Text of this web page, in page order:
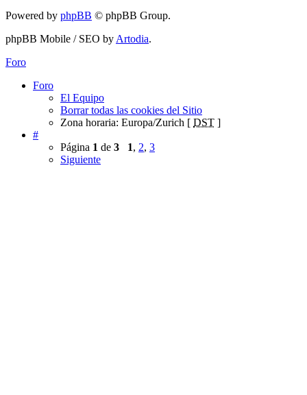
Powered by phpBB © phpBB Group.
phpBB Mobile / SEO byArtodia.
Foro
Foro
El Equipo
Borrar todas las cookies del Sitio
Zona horaria: Europa/Zurich [ DST ]
#
Página 1 de 3 1, 2, 3
Siguiente